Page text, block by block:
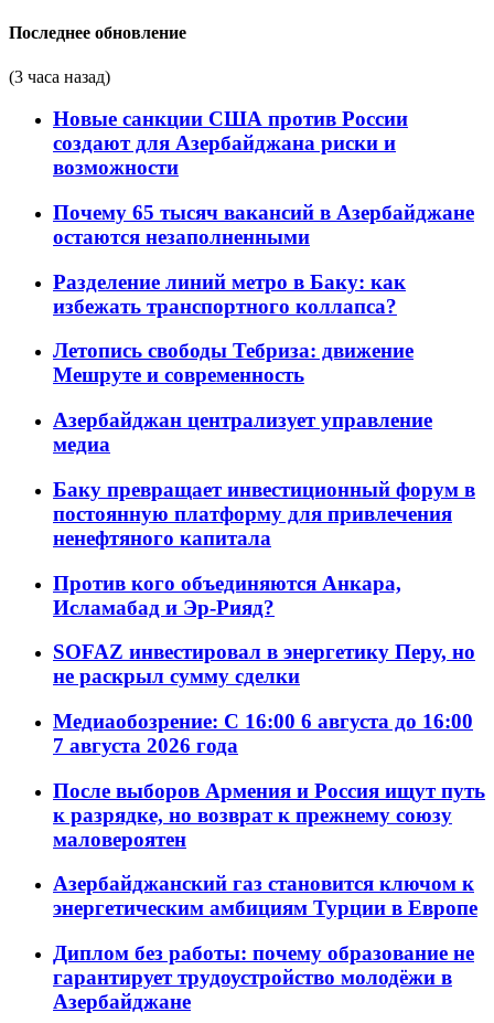
Последнее обновление
(3 часа назад)
Новые санкции США против России
создают для Азербайджана риски и
возможности
Почему 65 тысяч вакансий в Азербайджане
остаются незаполненными
Разделение линий метро в Баку: как
избежать транспортного коллапса?
Летопись свободы Тебриза: движение
Мешруте и современность
Азербайджан централизует управление
медиа
Баку превращает инвестиционный форум в
постоянную платформу для привлечения
ненефтяного капитала
Против кого объединяются Анкара,
Исламабад и Эр-Рияд?
SOFAZ инвестировал в энергетику Перу, но
не раскрыл сумму сделки
Медиаобозрение: С 16:00 6 августа до 16:00
7 августа 2026 года
После выборов Армения и Россия ищут путь
к разрядке, но возврат к прежнему союзу
маловероятен
Азербайджанский газ становится ключом к
энергетическим амбициям Турции в Европе
Диплом без работы: почему образование не
гарантирует трудоустройство молодёжи в
Азербайджане